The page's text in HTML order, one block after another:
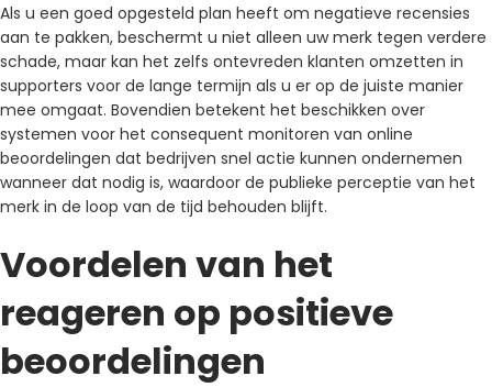
Als u een goed opgesteld plan heeft om negatieve recensies
aan te pakken, beschermt u niet alleen uw merk tegen verdere
schade, maar kan het zelfs ontevreden klanten omzetten in
supporters voor de lange termijn als u er op de juiste manier
mee omgaat. Bovendien betekent het beschikken over
systemen voor het consequent monitoren van online
beoordelingen dat bedrijven snel actie kunnen ondernemen
wanneer dat nodig is, waardoor de publieke perceptie van het
merk in de loop van de tijd behouden blijft.
Voordelen van het
reageren op positieve
beoordelingen